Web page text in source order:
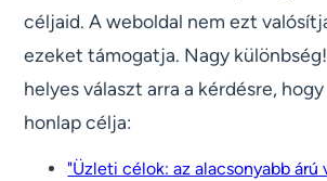
céljaid. A weboldal nem ezt
ezeket támogatja. Nagy
helyes választ arra a kérdésre,
honlap célja:
"Üzleti célok: az alacsonyabb árú